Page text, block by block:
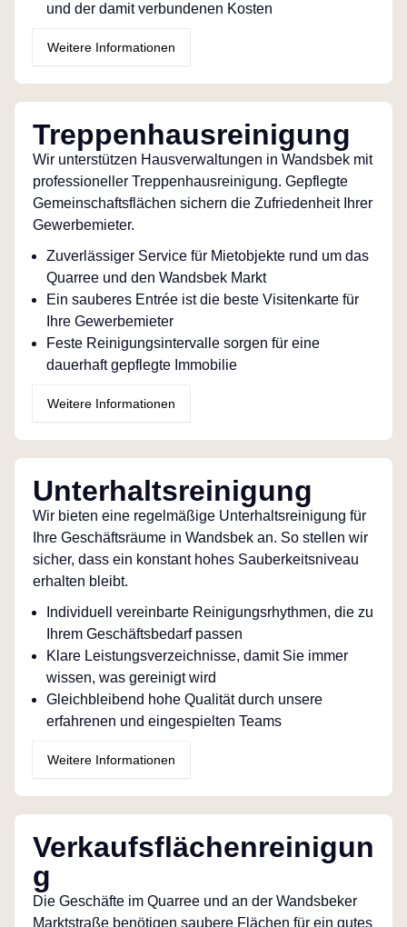
und der damit verbundenen Kosten
Weitere Informationen
Treppenhausreinigung
Wir unterstützen Hausverwaltungen in Wandsbek mit
professioneller Treppenhausreinigung. Gepflegte
Gemeinschaftsflächen sichern die Zufriedenheit Ihrer
Gewerbemieter.
Zuverlässiger Service für Mietobjekte rund um das
Quarree und den Wandsbek Markt
Ein sauberes Entrée ist die beste Visitenkarte für
Ihre Gewerbemieter
Feste Reinigungsintervalle sorgen für eine
dauerhaft gepflegte Immobilie
Weitere Informationen
Unterhaltsreinigung
Wir bieten eine regelmäßige Unterhaltsreinigung für
Ihre Geschäftsräume in Wandsbek an. So stellen wir
sicher, dass ein konstant hohes Sauberkeitsniveau
erhalten bleibt.
Individuell vereinbarte Reinigungsrhythmen, die zu
Ihrem Geschäftsbedarf passen
Klare Leistungsverzeichnisse, damit Sie immer
wissen, was gereinigt wird
Gleichbleibend hohe Qualität durch unsere
erfahrenen und eingespielten Teams
Weitere Informationen
Verkaufsflächenreinigun
g
Die Geschäfte im Quarree und an der Wandsbeker
Marktstraße benötigen saubere Flächen für ein gutes